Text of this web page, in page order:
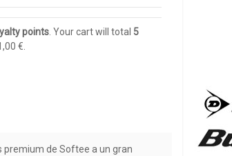
points. Your cart will total 5
€
premium de Softee a un gran